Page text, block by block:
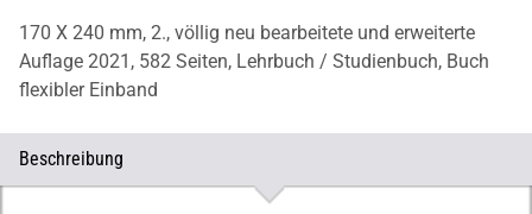
170 X 240 mm, 2., völlig neu bearbeitete und erweiterte
Auflage 2021, 582 Seiten, Lehrbuch / Studienbuch, Buch
flexibler Einband
Beschreibung